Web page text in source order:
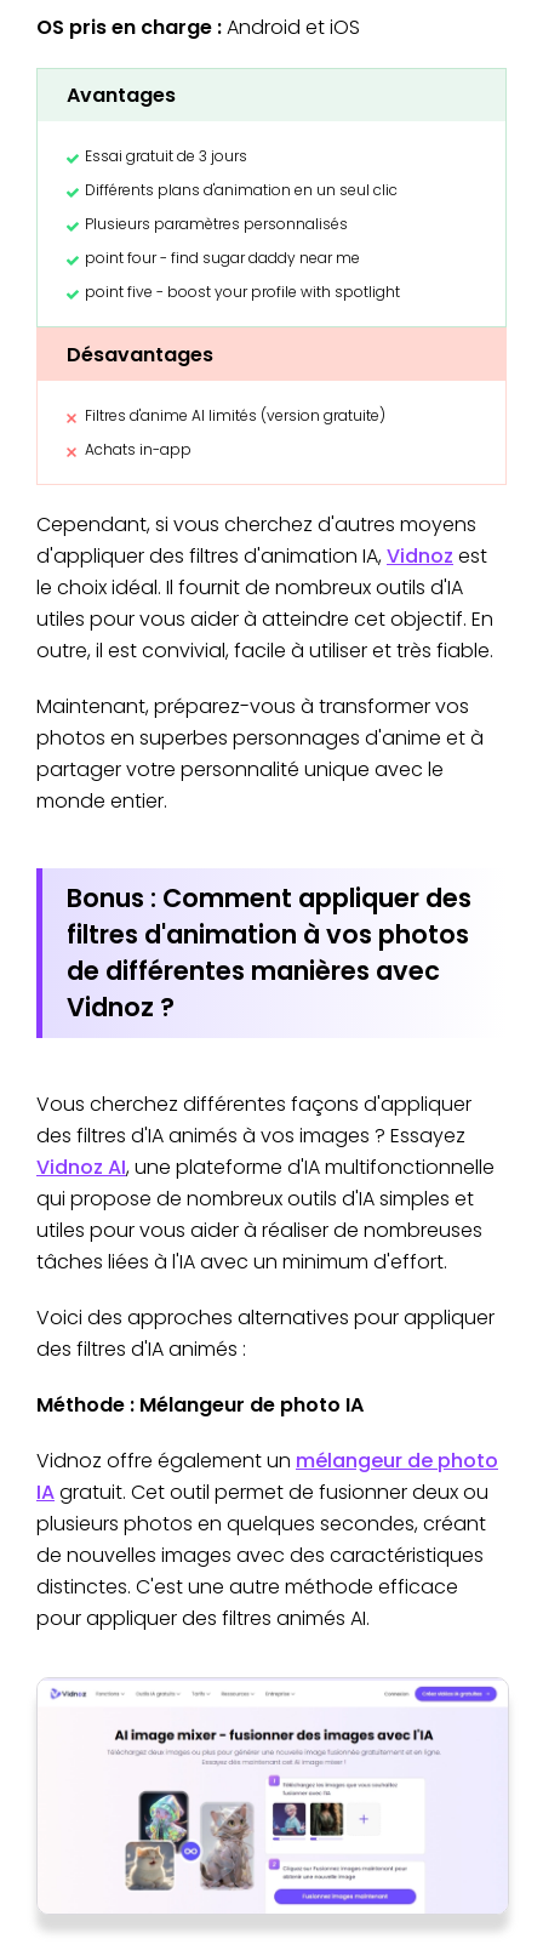
OS pris en charge :Android et iOS
Avantages
Essai gratuit de 3 jours
Différents plans d'animation en un seul clic
Plusieurs paramètres personnalisés
point four - find sugar daddy near me
point five - boost your profile with spotlight
Désavantages
Filtres d'anime AI limités (version gratuite)
Achats in-app
Cependant, si vous cherchez d'autres moyens
d'appliquer des filtres d'animation IA,Vidnoz est
le choix idéal. Il fournit de nombreux outils d'IA
utiles pour vous aider à atteindre cet objectif. En
outre, il est convivial, facile à utiliser et très fiable.
Maintenant, préparez-vous à transformer vos
photos en superbes personnages d'anime et à
partager votre personnalité unique avec le
monde entier.
Bonus : Comment appliquer des
filtres d'animation à vos photos
de différentes manières avec
Vidnoz ?
Vous cherchez différentes façons d'appliquer
des filtres d'IA animés à vos images ? Essayez
Vidnoz AI, une plateforme d'IA multifonctionnelle
qui propose de nombreux outils d'IA simples et
utiles pour vous aider à réaliser de nombreuses
tâches liées à l'IA avec un minimum d'effort.
Voici des approches alternatives pour appliquer
des filtres d'IA animés :
Méthode : Mélangeur de photo IA
Vidnoz offre également un mélangeur de photo
IAgratuit. Cet outil permet de fusionner deux ou
plusieurs photos en quelques secondes, créant
de nouvelles images avec des caractéristiques
distinctes. C'est une autre méthode efficace
pour appliquer des filtres animés AI.